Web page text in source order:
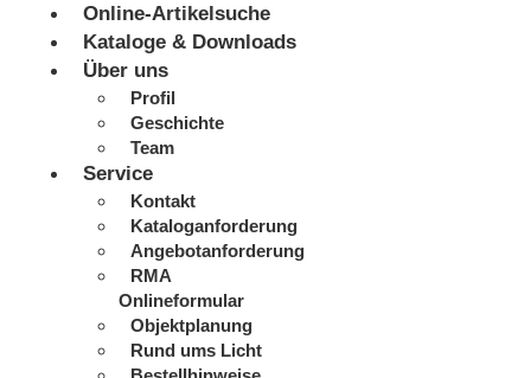
Online-Artikelsuche
Kataloge & Downloads
Über uns
Profil
Geschichte
Team
Service
Kontakt
Kataloganforderung
Angebotanforderung
RMA
Onlineformular
Objektplanung
Rund ums Licht